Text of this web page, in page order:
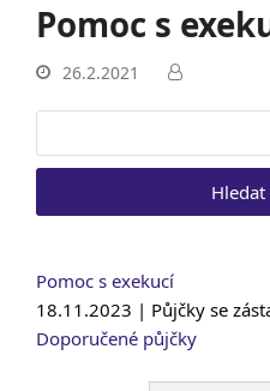
Pomoc s
26.2.2021
Pomoc s exekucí
18.11.2023 | Půjčky se
Doporučené půjčky